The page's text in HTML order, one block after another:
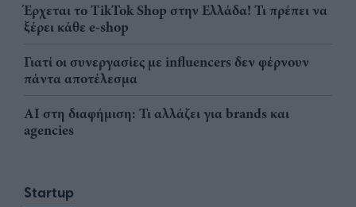
Έρχεται το TikTok Shop στην Ελλάδα! Τι πρέπει να
ξέρει κάθε e-shop
Γιατί οι συνεργασίες με influencers δεν φέρνουν
πάντα αποτέλεσμα
AI στη διαφήμιση: Τι αλλάζει για brands και
agencies
Startup